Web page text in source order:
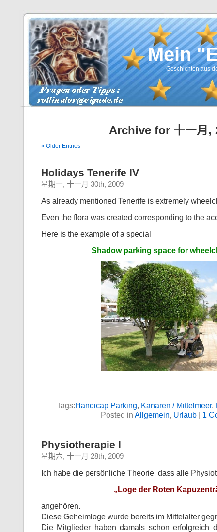
Mein
Geschichten aus
Archive for 十一月,
« Older Entries
Holidays Tenerife IV
星期一, 十一月 30th, 2009
As already mentioned Tenerife is extremely
Even the flora was created corresponding to the
Here is the example of a special
Shadow parking space for
Tags:Handicap Parking, Kanaren / Mittelmeer,
Posted in Allgemein, Urlaub| 1
Physiotherapie I
星期六, 十一月 28th, 2009
Ich habe die persönliche Theorie, dass alle
„Loge der Roten
angehören.
Diese Geheimloge wurde bereits im Mittelalter
Die Mitglieder haben damals schon erfolgreich